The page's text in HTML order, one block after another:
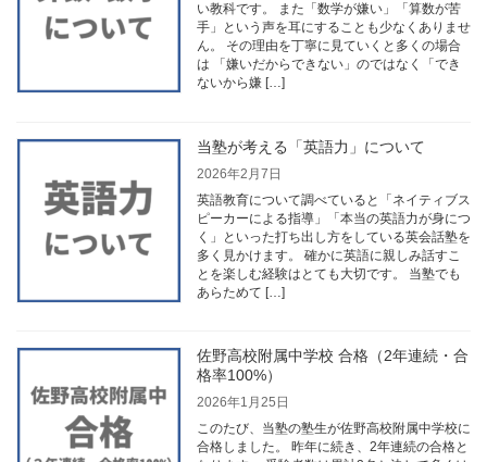
い教科です。 また「数学が嫌い」「算数が苦
手」という声を耳にすることも少なくありませ
ん。 その理由を丁寧に見ていくと多くの場合
は 「嫌いだからできない」のではなく「でき
ないから嫌 […]
当塾が考える「英語力」について
2026年2月7日
英語教育について調べていると「ネイティブス
ピーカーによる指導」「本当の英語力が身につ
く」といった打ち出し方をしている英会話塾を
多く見かけます。 確かに英語に親しみ話すこ
とを楽しむ経験はとても大切です。 当塾でも
あらためて […]
佐野高校附属中学校 合格（2年連続・合
格率100%）
2026年1月25日
このたび、当塾の塾生が佐野高校附属中学校に
合格しました。 昨年に続き、2年連続の合格と